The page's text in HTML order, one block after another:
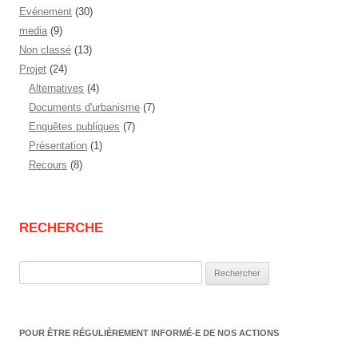
Evénement (30)
media (9)
Non classé (13)
Projet (24)
Alternatives (4)
Documents d'urbanisme (7)
Enquêtes publiques (7)
Présentation (1)
Recours (8)
RECHERCHE
POUR ÊTRE RÉGULIÈREMENT INFORMÉ-E DE NOS ACTIONS